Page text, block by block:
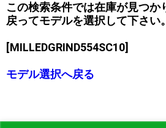
この検索条件では在庫が見つか
戻ってモデルを選択して下さい。
[MILLEDGRIND554SC10]
モデル選択へ戻る